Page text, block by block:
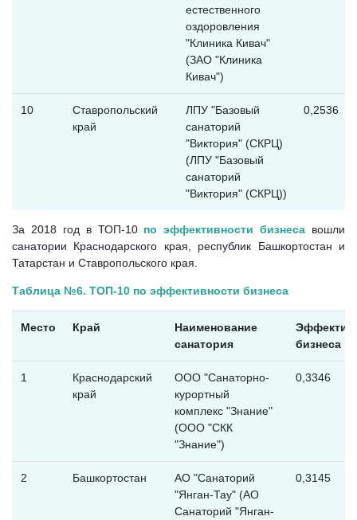
естественного
оздоровления
"Клиника Кивач"
(ЗАО "Клиника
Кивач")
10
Ставропольский
край
ЛПУ "Базовый
санаторий
"Виктория" (СКРЦ)
(ЛПУ "Базовый
санаторий
"Виктория" (СКРЦ))
0,2536
За 2018 год в ТОП-10 по эффективности бизнеса вошли
санатории Краснодарского края, республик Башкортостан и
Татарстан и Ставропольского края.
Таблица №6. ТОП-10 по эффективности бизнеса
Место Край
Наименование
санатория
бизнеса
1
Краснодарский
край
ООО "Санаторно-
курортный
комплекс "Знание"
(ООО "СКК
"Знание")
0,3346
2 Башкортостан
АО "Санаторий
"Янган-Тау" (АО
Санаторий "Янган-
0,3145